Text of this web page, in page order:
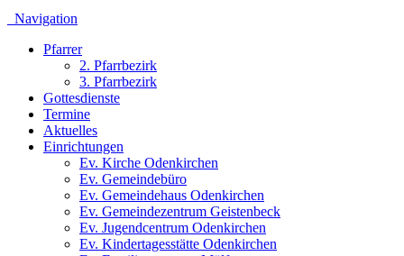
Navigation
Pfarrer
2. Pfarrbezirk
3. Pfarrbezirk
Gottesdienste
Termine
Aktuelles
Einrichtungen
Ev. Kirche Odenkirchen
Ev. Gemeindebüro
Ev. Gemeindehaus Odenkirchen
Ev. Gemeindezentrum Geistenbeck
Ev. Jugendcentrum Odenkirchen
Ev. Kindertagesstätte Odenkirchen